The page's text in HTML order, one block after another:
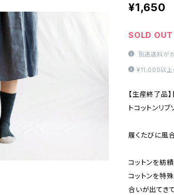
¥1,650
SOLD OUT
別途送料が
¥11,000以上
【生産終了品
トコットンリ
履くたびに風
コットンを紡
コットンを特
合いが出てきて